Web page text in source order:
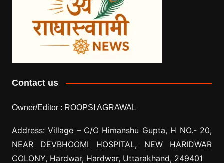
Contact us
Owner/Editor : ROOPSI AGRAWAL
Address: Village – C/O Himanshu Gupta, H NO.- 20,
NEAR DEVBHOOMI HOSPITAL, NEW HARIDWAR
COLONY, Hardwar, Hardwar, Uttarakhand, 249401